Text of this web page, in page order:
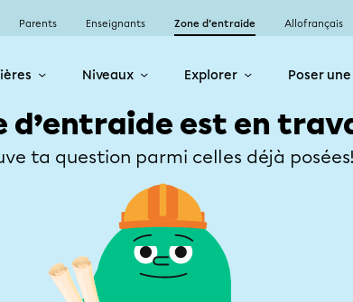
Parents Enseignants Zone d’entraide Allofrançais
Niveaux Explorer Poser
d’entraide est en
ta question parmi celles déjà